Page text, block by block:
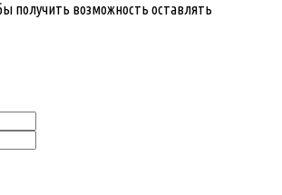
получить возможность оставлять